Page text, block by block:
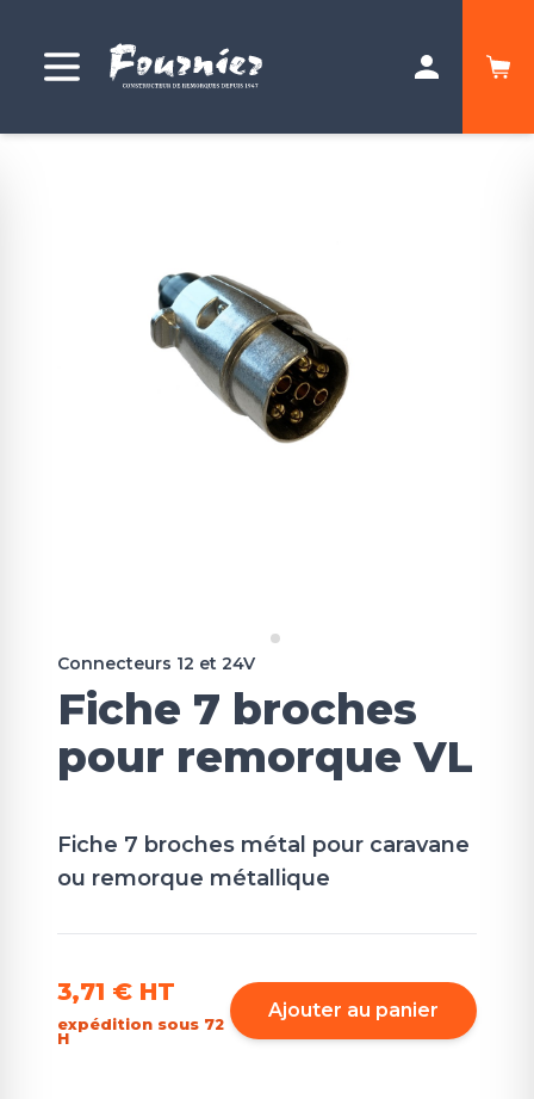
Connecteurs 12 et 24V
Fiche 7 broches
pour remorque VL
Fiche 7 broches métal pour caravane
ou remorque métallique
3,71 € HT
expédition sous 72
H
Ajouter au panier